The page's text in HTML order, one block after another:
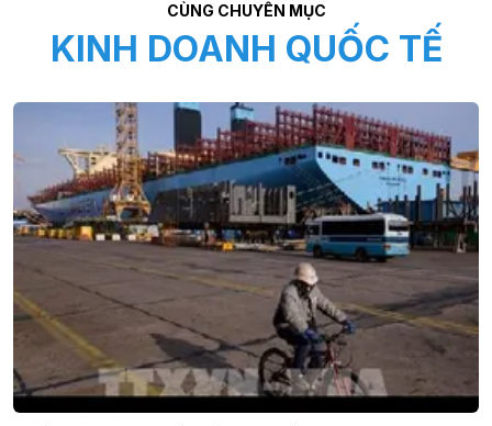
CÙNG CHUYÊN MỤC
KINH DOANH QUỐC TẾ